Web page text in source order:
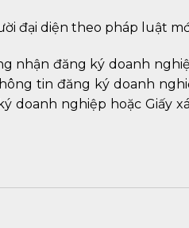
đại diện theo pháp luật
nhận đăng ký doanh
tin đăng ký doanh
doanh nghiệp hoặc Giấy